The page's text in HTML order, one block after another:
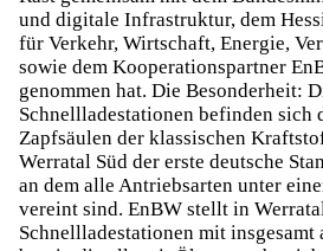
und digitale Infrastruktur, dem
für Verkehr, Wirtschaft, Energie,
sowie dem Kooperationspartner
genommen hat. Die Besonderheit:
Schnellladestationen befinden sich
Zapfsäulen der klassischen
Werratal Süd der erste deutsche
an dem alle Antriebsarten unter
vereint sind. EnBW stellt in
Schnellladestationen mit insgesamt